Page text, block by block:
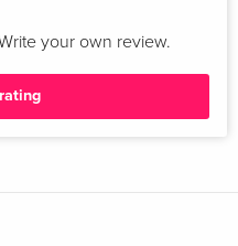
your own review.